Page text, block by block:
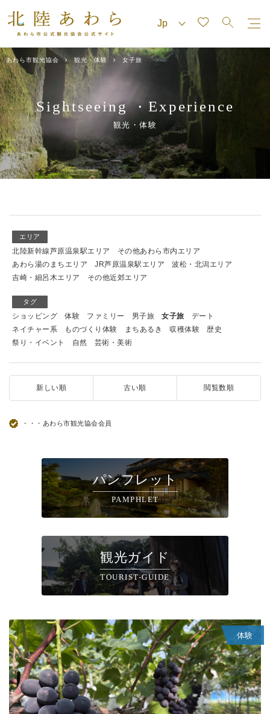
あわら市観光協会 観光・体験 女子旅
Sightseeing・ Experience
観光・体験
エリア
北陸新幹線芦原温泉駅エリア
その他あわら市内エリア
あわら湯のまちエリア
JR芦原温泉駅エリア
波松・北潟エリア
吉崎・細呂木エリア
その他近郊エリア
タグ
ショッピング 体験 ファミリー 男子旅 女子旅
デート
ネイチャー系
ものづくり体験 まちあるき 収穫体験
歴史
祭り・イベント
自然 芸術・美術
新しい順 古い順 閲覧数順
・・・あわら市観光協会会員
パンフレット
PAMPHLET
観光ガイド
TOURIST-GUIDE
体験